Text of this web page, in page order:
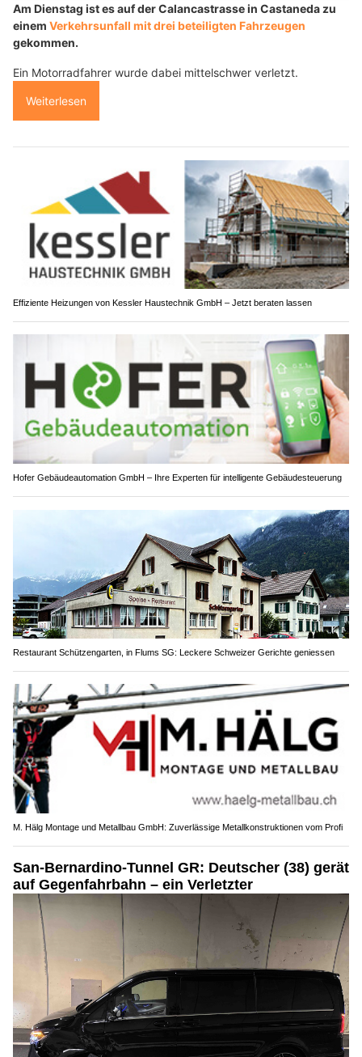
Am Dienstag ist es auf der Calancastrasse in Castaneda zu
einem Verkehrsunfall mit drei beteiligten Fahrzeugen
gekommen.
Ein Motorradfahrer wurde dabei mittelschwer verletzt.
Weiterlesen
Effiziente Heizungen von Kessler Haustechnik GmbH – Jetzt beraten lassen
Hofer Gebäudeautomation GmbH – Ihre Experten für intelligente Gebäudesteuerung
Restaurant Schützengarten, in Flums SG: Leckere Schweizer Gerichte geniessen
M. Hälg Montage und Metallbau GmbH: Zuverlässige Metallkonstruktionen vom Profi
San-Bernardino-Tunnel GR: Deutscher (38) gerät
auf Gegenfahrbahn – ein Verletzter